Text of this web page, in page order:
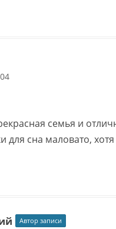
семья и
для сна маловато,
Автор записи